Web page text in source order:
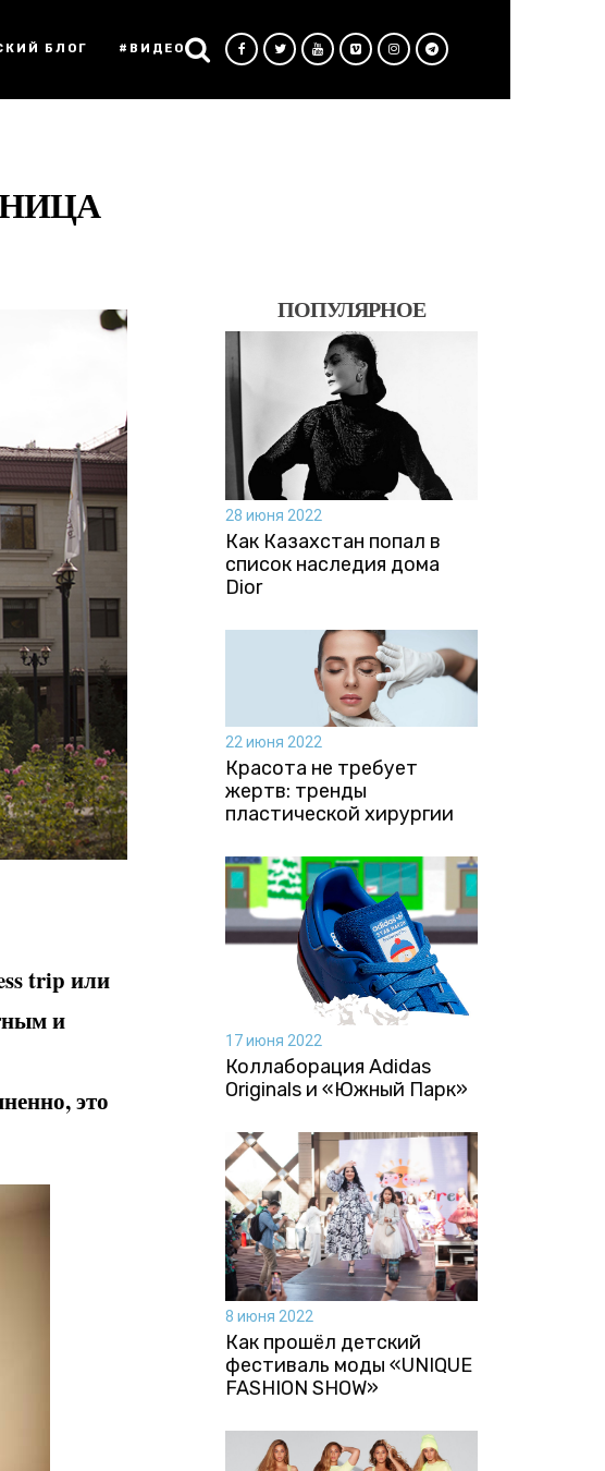
БЛОГ #ВИДЕО
trip или
и
это
ПОПУЛЯРНОЕ
28 июня 2022
Как Казахстан попал в
список наследия дома
Dior
22 июня 2022
Красота не требует
жертв: тренды
пластической хирургии
17 июня 2022
Коллаборация Аdidas
Originals и «Южный Парк»
8 июня 2022
Как прошёл детский
фестиваль моды «UNIQUE
FASHION SHOW»